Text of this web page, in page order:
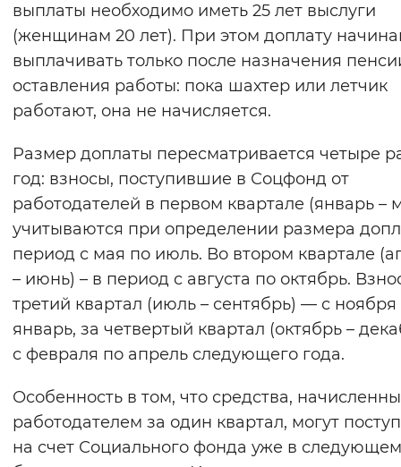
выплаты необходимо иметь 25 лет выслуги
(женщинам 20 лет). При этом доплату
выплачивать только после назначения
оставления работы: пока шахтер или летчик
работают, она не начисляется.
Размер доплаты пересматривается четыре
год: взносы, поступившие в Соцфонд от
работодателей в первом квартале (январь –
учитываются при определении размера
период с мая по июль. Во втором квартале
– июнь) – в период с августа по октябрь.
третий квартал (июль – сентябрь) — с ноября
январь, за четвертый квартал (октябрь –
с февраля по апрель следующего года.
Особенность в том, что средства,
работодателем за один квартал, могут
на счет Социального фонда уже в